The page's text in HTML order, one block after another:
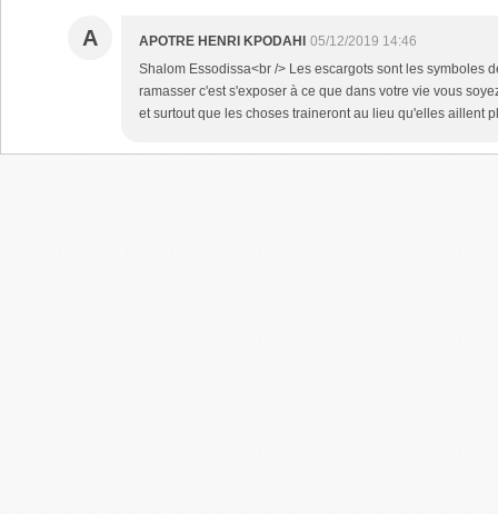
A APOTRE HENRI KPODAHI
05/12/2019 14:46
Shalom Essodissa<br /> Les escargots sont les symboles
ramasser c'est s'exposer à ce que dans votre vie vous
et surtout que les choses traineront au lieu qu'elles aillent